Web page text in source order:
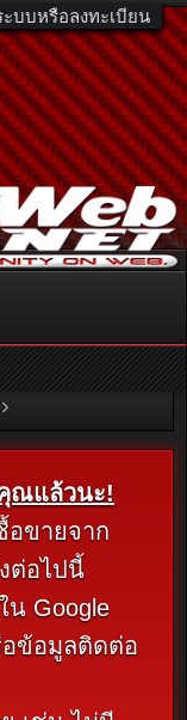
ะบบหรือลงทะเบียน
โทร. 081-811-1138
คลิกที่นี่
ณแล้วนะ!
อขายจาก
ต่อไปนี้
Google
อข้อมูลติดต่อ